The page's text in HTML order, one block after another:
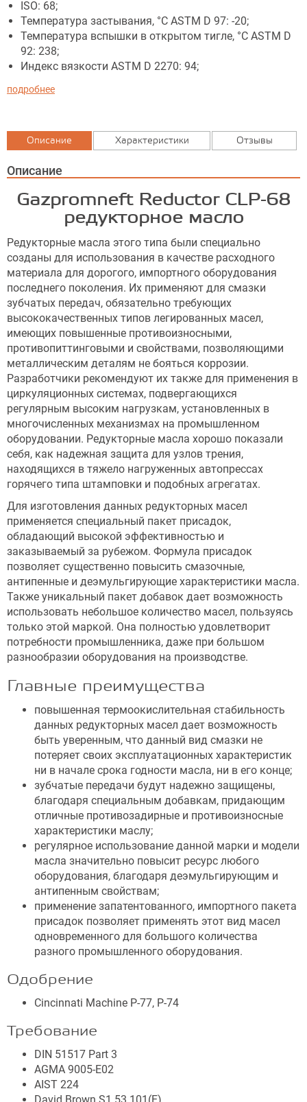
ISO: 68;
Температура застывания, °C ASTM D 97: -20;
Температура вспышки в открытом тигле, °C ASTM D
92: 238;
Индекс вязкости ASTM D 2270: 94;
подробнее
Описание Характеристики Отзывы
Описание
Gazpromneft Reductor CLP-68
редукторное масло
Редукторные масла этого типа были специально
созданы для использования в качестве расходного
материала для дорогого, импортного оборудования
последнего поколения. Их применяют для смазки
зубчатых передач, обязательно требующих
высококачественных типов легированных масел,
имеющих повышенные противоизносными,
противопиттинговыми и свойствами, позволяющими
металлическим деталям не бояться коррозии.
Разработчики рекомендуют их также для применения в
циркуляционных системах, подвергающихся
регулярным высоким нагрузкам, установленных в
многочисленных механизмах на промышленном
оборудовании. Редукторные масла хорошо показали
себя, как надежная защита для узлов трения,
находящихся в тяжело нагруженных автопрессах
горячего типа штамповки и подобных агрегатах.
Для изготовления данных редукторных масел
применяется специальный пакет присадок,
обладающий высокой эффективностью и
заказываемый за рубежом. Формула присадок
позволяет существенно повысить смазочные,
антипенные и деэмульгирующие характеристики масла.
Также уникальный пакет добавок дает возможность
использовать небольшое количество масел, пользуясь
только этой маркой. Она полностью удовлетворит
потребности промышленника, даже при большом
разнообразии оборудования на производстве.
Главные преимущества
повышенная термоокислительная стабильность
данных редукторных масел дает возможность
быть уверенным, что данный вид смазки не
потеряет своих эксплуатационных характеристик
ни в начале срока годности масла, ни в его конце;
зубчатые передачи будут надежно защищены,
благодаря специальным добавкам, придающим
отличные противозадирные и противоизносные
характеристики маслу;
регулярное использование данной марки и модели
масла значительно повысит ресурс любого
оборудования, благодаря деэмульгирующим и
антипенным свойствам;
применение запатентованного, импортного пакета
присадок позволяет применять этот вид масел
одновременного для большого количества
разного промышленного оборудования.
Одобрение
Cincinnati Machine P-77, P-74
Требование
DIN 51517 Part 3
AGMA 9005-E02
AIST 224